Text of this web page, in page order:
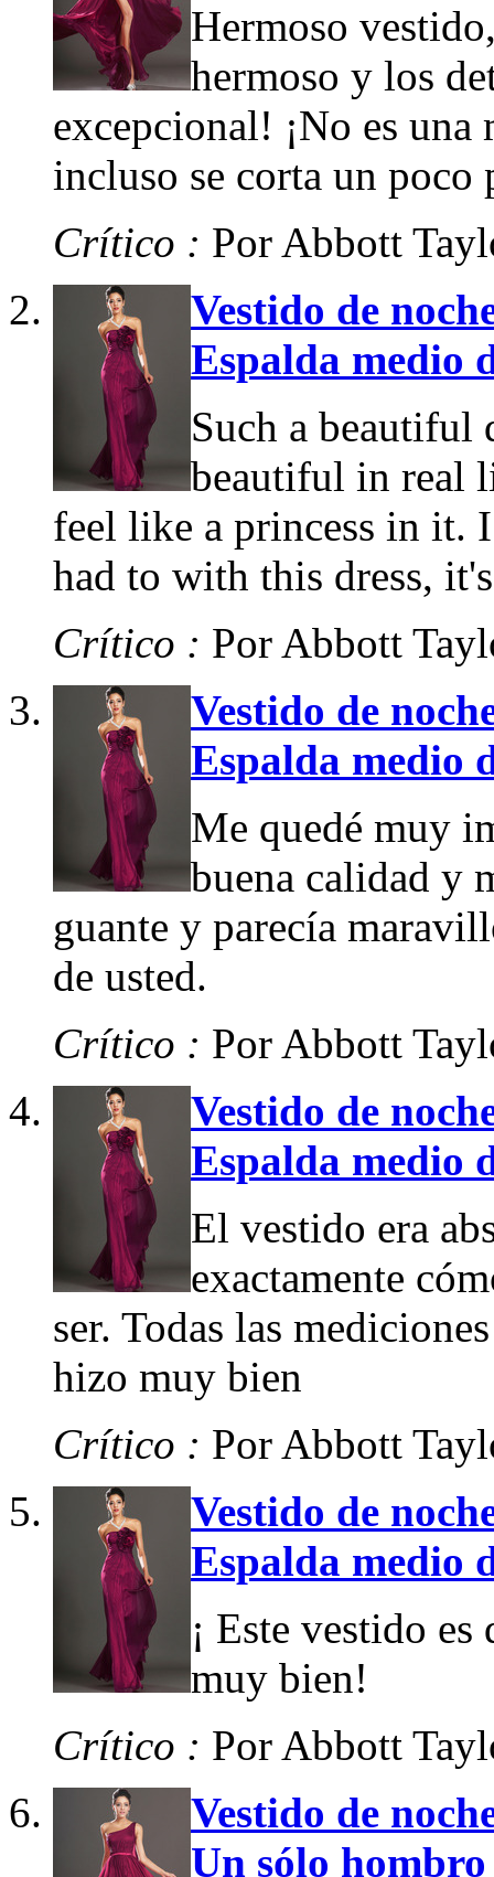
Hermoso
hermoso y los
excepcional! ¡No es una
incluso se corta un poco
Crítico : Por Abbott
Vestido de
Espalda medio
Such a beautiful
beautiful in real
feel like a princess in it.
had to with this dress,
Crítico : Por Abbott
Vestido de
Espalda medio
Me quedé muy
buena calidad y
guante y parecía
de usted.
Crítico : Por Abbott
Vestido de
Espalda medio
El vestido era
exactamente
ser. Todas las
hizo muy bien
Crítico : Por Abbott
Vestido de
Espalda medio
¡ Este vestido
muy bien!
Crítico : Por Abbott
Vestido de
Un sólo